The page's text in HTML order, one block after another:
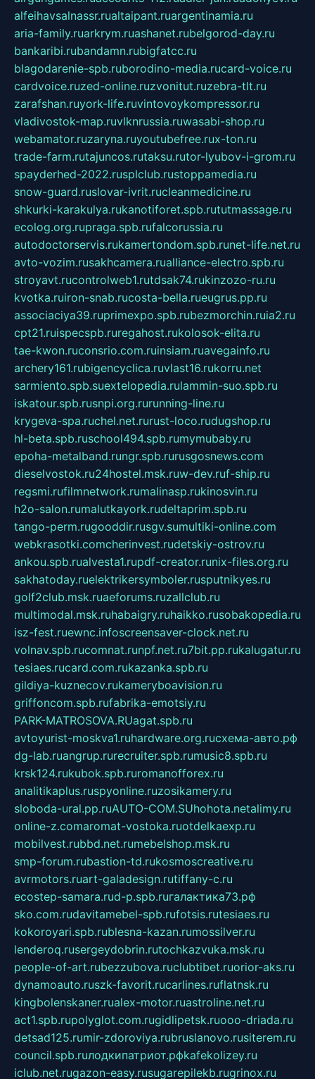
alfeihavsalnassr.rualtaipant.ruargentinamia.ru
aria-family.ruarkrym.ruashanet.rubelgorod-day.ru
bankaribi.rubandamn.rubigfatcc.ru
blagodarenie-spb.ruborodino-media.rucard-voice.ru
cardvoice.ruzed-online.ruzvonitut.ruzebra-tlt.ru
zarafshan.ruyork-life.ruvintovoykompressor.ru
vladivostok-map.ruvlknrussia.ruwasabi-shop.ru
webamator.ruzaryna.ruyoutubefree.rux-ton.ru
trade-farm.rutajuncos.rutaksu.rutor-lyubov-i-grom.ru
spayderhed-2022.rusplclub.rustoppamedia.ru
snow-guard.ruslovar-ivrit.rucleanmedicine.ru
shkurki-karakulya.rukanotiforet.spb.rututmassage.ru
ecolog.org.rupraga.spb.rufalcorussia.ru
autodoctorservis.rukamertondom.spb.runet-life.net.ru
avto-vozim.rusakhcamera.rualliance-electro.spb.ru
stroyavt.rucontrolweb1.rutdsak74.rukinzozo-ru.ru
kvotka.ruiron-snab.rucosta-bella.rueugrus.pp.ru
associaciya39.ruprimexpo.spb.rubezmorchin.ruia2.ru
cpt21.ruispecspb.ruregahost.rukolosok-elita.ru
tae-kwon.ruconsrio.com.ruinsiam.ruavegainfo.ru
archery161.rubigencyclica.ruvlast16.rukorru.net
sarmiento.spb.suextelopedia.rulammin-suo.spb.ru
iskatour.spb.rusnpi.org.rurunning-line.ru
krygeva-spa.ruchel.net.rurust-loco.rudugshop.ru
hl-beta.spb.ruschool494.spb.rumymubaby.ru
epoha-metalband.rungr.spb.rurusgosnews.com
dieselvostok.ru24hostel.msk.ruw-dev.ruf-ship.ru
regsmi.rufilmnetwork.rumalinasp.rukinosvin.ru
h2o-salon.rumalutkayork.rudeltaprim.spb.ru
tango-perm.rugooddir.rusgv.sumultiki-online.com
webkrasotki.comcherinvest.rudetskiy-ostrov.ru
ankou.spb.rualvesta1.rupdf-creator.runix-files.org.ru
sakhatoday.ruelektrikersymboler.rusputnikyes.ru
golf2club.msk.ruaeforums.ruzallclub.ru
multimodal.msk.ruhabaigry.ruhaikko.rusobakopedia.ru
isz-fest.ruewnc.infoscreensaver-clock.net.ru
volnav.spb.rucomnat.runpf.net.ru7bit.pp.rukalugatur.ru
tesiaes.rucard.com.rukazanka.spb.ru
gildiya-kuznecov.rukameryboavision.ru
griffoncom.spb.rufabrika-emotsiy.ru
PARK-MATROSOVA.RUagat.spb.ru
avtoyurist-moskva1.ruhardware.org.ruсхема-авто.рф
dg-lab.ruangrup.rurecruiter.spb.rumusic8.spb.ru
krsk124.rukubok.spb.ruromanofforex.ru
analitikaplus.ruspyonline.ruzosikamery.ru
sloboda-ural.pp.ruAUTO-COM.SUhohota.netalimy.ru
online-z.comaromat-vostoka.ruotdelkaexp.ru
mobilvest.rubbd.net.rumebelshop.msk.ru
smp-forum.rubastion-td.rukosmoscreative.ru
avrmotors.ruart-galadesign.rutiffany-c.ru
ecostep-samara.rud-p.spb.ruгалактика73.рф
sko.com.rudavitamebel-spb.rufotsis.rutesiaes.ru
kokoroyari.spb.rublesna-kazan.rumossilver.ru
lenderoq.rusergeydobrin.rutochkazvuka.msk.ru
people-of-art.rubezzubova.ruclubtibet.ruorior-aks.ru
dynamoauto.ruszk-favorit.rucarlines.ruflatnsk.ru
kingbolenskaner.rualex-motor.ruastroline.net.ru
act1.spb.rupolyglot.com.rugidlipetsk.ruooo-driada.ru
detsad125.rumir-zdoroviya.rubruslanovo.rusiterem.ru
council.spb.ruлодкипатриот.рфkafekolizey.ru
iclub.net.rugazon-easy.rusugarepilekb.rugrinox.ru